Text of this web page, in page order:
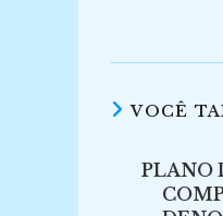
VOCÊ
PLANO